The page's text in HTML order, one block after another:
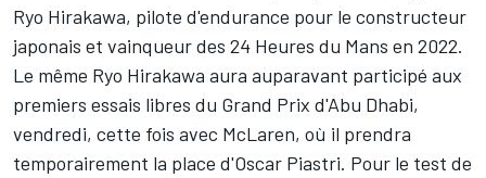
Ryo Hirakawa, pilote d'endurance pour le constructeur
japonais et vainqueur des 24 Heures du Mans en 2022.
Le même Ryo Hirakawa aura auparavant participé aux
premiers essais libres du Grand Prix d'Abu Dhabi,
vendredi, cette fois avec McLaren, où il prendra
temporairement la place d'Oscar Piastri. Pour le test de